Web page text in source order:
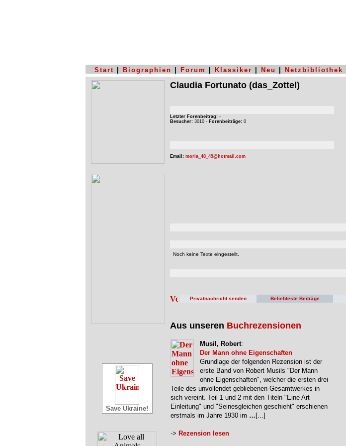
Start Biographien Forum Klassiker Neu Netzbibliothek
Save Ukraine!
Claudia Fortunato (das_Zottel)
Letzter Forenbeitrag: -
Besucher: 3010 - Forenbeiträge: 0
Email: morla_48_49@hotmail.com
Noch keine Texte eingestellt.
Privatnachricht senden Beliebteste Beiträge
Aus unseren Buchrezensionen
Musil, Robert:
Der Mann ohne Eigenschaften
Grundlage der folgenden Rezension ist der
erste Band von Robert Musils "Der Mann
ohne Eigenschaften", welcher die ersten drei
Teile des unvollendet gebliebenen Gesamtwerkes in
sich vereint. Teil 1 und 2 mit den Titeln "Eine Art
Einleitung" und "Seinesgleichen geschieht" erschienen
erstmals im Jahre 1930 im … [...]
-> Rezension lesen